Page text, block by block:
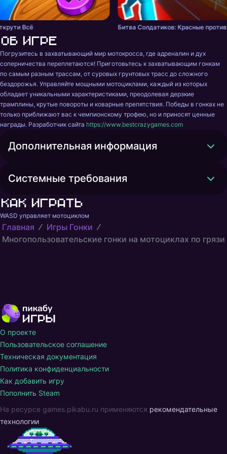
Всё
Об игре
Погрузитесь в захватывающий мир мотокросса, где адреналин и дух
соперничества переплетаются! Приготовьтесь к захватывающим гонкам
по самым разным трассам, от суровых грунтовых трасс до сложного
бездорожья. Управляйте мощными мотоциклами, каждый из которых
обладает уникальными характеристиками, преодолевая дерзкие
трамплины, крутые повороты и коварные препятствия. Победы в гонках не
только приближают вас к чемпионскому трофею, но и приносят ценные
награды. Разработчик сайта https://www.bestcrazygames.com
Дополнительная информация
Системные требования
Как играть
WASD управляет мотоциклом
Главная
Игры Гонки
Многопользовательские гонки на мотоциклах по грязи
О проекте
Пользовательское соглашение
Техническая документация
Политика конфиденциальности
Как добавить игру
Пополнить Steam
На ресурсе games.pikabu.ru применяются рекомендательные
технологии